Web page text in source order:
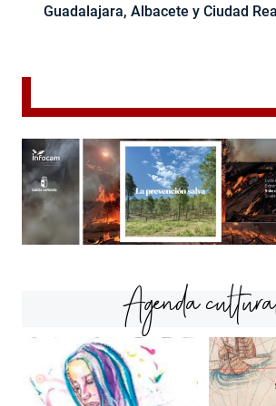
Guadalajara, Albacete y Ciudad
Agenda